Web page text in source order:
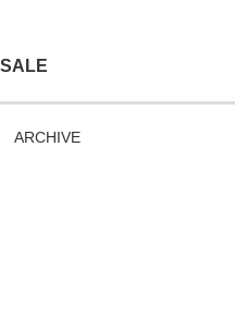
SALE
ARCHIVE